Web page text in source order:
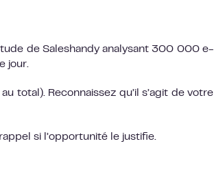
de Saleshandy analysant 300 000 e-
jour.
total). Reconnaissez qu’il s’agit de votre
si l’opportunité le justifie.